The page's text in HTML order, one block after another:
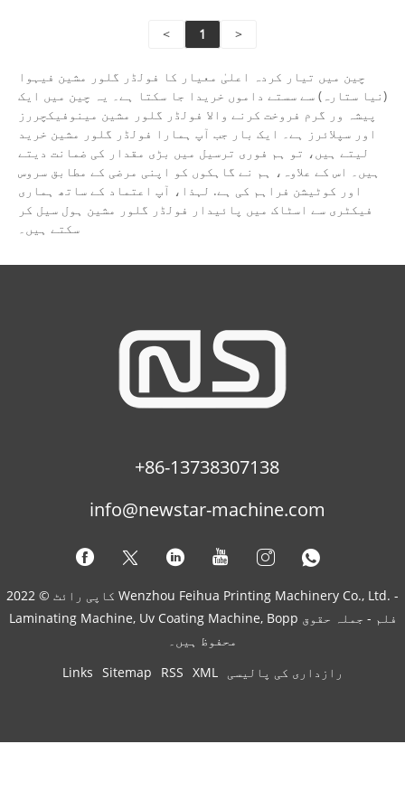
< 1 >
چین میں تیار کردہ اعلیٰ معیار کا فولڈر گلور مشین فیہوا
(نیا ستارہ) سے سستے داموں خریدا جا سکتا ہے۔ یہ چین میں ایک
پیشہ ور گرم فروخت کرنے والا فولڈر گلور مشین مینوفیکچررز
اور سپلائرز ہے۔ ایک بار جب آپ ہمارا فولڈر گلور مشین خرید
لیتے ہیں، تو ہم فوری ترسیل میں بڑی مقدار کی ضمانت دیتے
ہیں۔ اس کے علاوہ، ہم نے گاہکوں کو اپنی مرضی کے مطابق سروس
اور کوٹیشن فراہم کی ہے. لہذا، آپ اعتماد کے ساتھ ہماری
فیکٹری سے اسٹاک میں پائیدار فولڈر گلور مشین ہول سیل کر
سکتے ہیں۔
+86-13738307138
info@newstar-machine.com
کاپی رائٹ © 2022 Wenzhou Feihua Printing Machinery Co., Ltd. -
Laminating Machine, Uv Coating Machine, Bopp فلم - جملہ حقوق
محفوظ ہیں۔
Links Sitemap RSS XML رازداری کی پالیسی